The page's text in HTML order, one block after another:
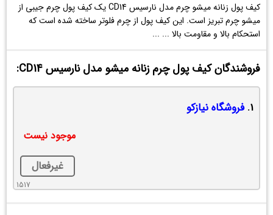
نارسیس
CD14
کیف پول زنانه میشو چرم مدل نارسیس CD14 یک کیف پول چرم جیبی از
میشو چرم تبریز است. این کیف پول از چرم فلوتر ساخته شده است که
استحکام بالا و مقاومت بالا ... ...
فروشندگان کیف پول چرم زنانه میشو مدل نارسیس CD14:
1. فروشگاه نیازکو
موجود نیست
غیرفعال
1517